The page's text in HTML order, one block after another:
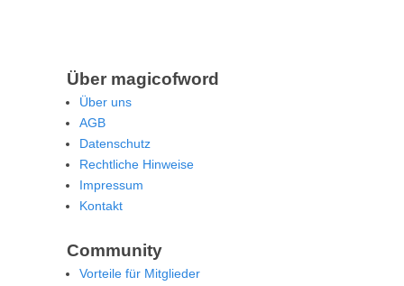
Über magicofword
Über uns
AGB
Datenschutz
Rechtliche Hinweise
Impressum
Kontakt
Community
Vorteile für Mitglieder